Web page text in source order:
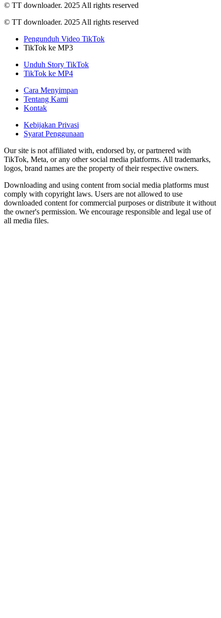
© TT downloader. 2025 All rights reserved
© TT downloader. 2025 All rights reserved
Pengunduh Video TikTok
TikTok ke MP3
Unduh Story TikTok
TikTok ke MP4
Cara Menyimpan
Tentang Kami
Kontak
Kebijakan Privasi
Syarat Penggunaan
Our site is not affiliated with, endorsed by, or partnered with
TikTok, Meta, or any other social media platforms. All trademarks,
logos, brand names are the property of their respective owners.
Downloading and using content from social media platforms must
comply with copyright laws. Users are not allowed to use
downloaded content for commercial purposes or distribute it without
the owner's permission. We encourage responsible and legal use of
all media files.